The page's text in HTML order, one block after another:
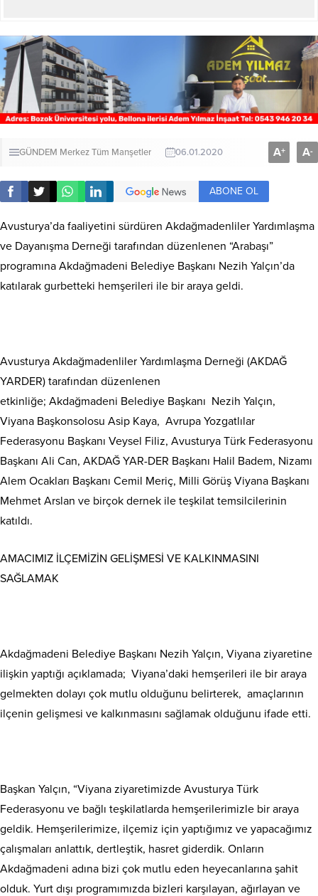
GÜNDEM MerkezTüm Manşetler 06.01.2020 A+ A-
ABONE OL
Avusturya’da faaliyetini sürdüren Akdağmadenliler Yardımlaşma
ve Dayanışma Derneği tarafından düzenlenen “Arabaşı”
programına Akdağmadeni Belediye Başkanı Nezih Yalçın’da
katılarak gurbetteki hemşerileri ile bir araya geldi.
Avusturya Akdağmadenliler Yardımlaşma Derneği (AKDAĞ
YARDER) tarafından düzenlenen
etkinliğe; Akdağmadeni Belediye Başkanı Nezih Yalçın,
Viyana Başkonsolosu Asip Kaya, Avrupa Yozgatlılar
Federasyonu Başkanı Veysel Filiz, Avusturya Türk Federasyonu
Başkanı Ali Can, AKDAĞ YAR-DER Başkanı Halil Badem, Nizamı
Alem Ocakları Başkanı Cemil Meriç, Milli Görüş Viyana Başkanı
Mehmet Arslan ve birçok dernek ile teşkilat temsilcilerinin
katıldı.
AMACIMIZ İLÇEMİZİN GELİŞMESİ VE KALKINMASINI
SAĞLAMAK
Akdağmadeni Belediye Başkanı Nezih Yalçın, Viyana ziyaretine
ilişkin yaptığı açıklamada; Viyana’daki hemşerileri ile bir araya
gelmekten dolayı çok mutlu olduğunu belirterek, amaçlarının
ilçenin gelişmesi ve kalkınmasını sağlamak olduğunu ifade etti.
Başkan Yalçın, “Viyana ziyaretimizde Avusturya Türk
Federasyonu ve bağlı teşkilatlarda hemşerilerimizle bir araya
geldik. Hemşerilerimize, ilçemiz için yaptığımız ve yapacağımız
çalışmaları anlattık, dertleştik, hasret giderdik. Onların
Akdağmadeni adına bizi çok mutlu eden heyecanlarına şahit
olduk. Yurt dışı programımızda bizleri karşılayan, ağırlayan ve